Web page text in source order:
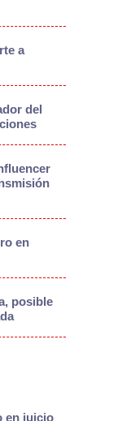
a
del
en
posible
en juicio